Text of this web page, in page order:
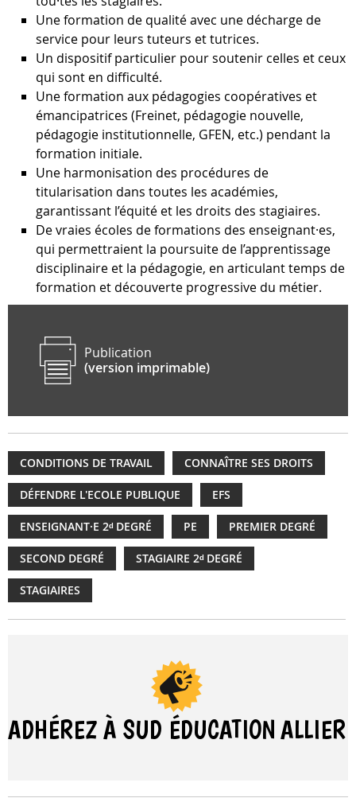
Une formation de qualité avec une décharge de
service pour leurs tuteurs et tutrices.
Un dispositif particulier pour soutenir celles et ceux
qui sont en difficulté.
Une formation aux pédagogies coopératives et
émancipatrices (Freinet, pédagogie nouvelle,
pédagogie institutionnelle, GFEN, etc.) pendant la
formation initiale.
Une harmonisation des procédures de
titularisation dans toutes les académies,
garantissant l’équité et les droits des stagiaires.
De vraies écoles de formations des enseignant·es,
qui permettraient la poursuite de l’apprentissage
disciplinaire et la pédagogie, en articulant temps de
formation et découverte progressive du métier.
Publication
(version imprimable)
CONDITIONS DE TRAVAIL CONNAÎTRE SES DROITS
DÉFENDRE L'ECOLE PUBLIQUE EFS
ENSEIGNANT·E 2ᵈ DEGRÉ PE PREMIER DEGRÉ
SECOND DEGRÉ STAGIAIRE 2ᵈ DEGRÉ
STAGIAIRES
ADHÉREZ À SUD ÉDUCATION ALLIER